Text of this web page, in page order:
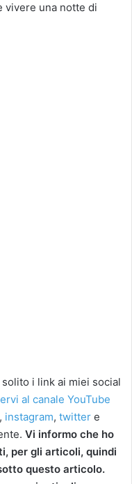
vivere una notte di
i link ai miei social
al canale YouTube
, instagram, twitter e
Vi informo che ho
per gli articoli, quindi
questo articolo.